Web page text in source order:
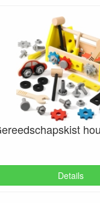
Details